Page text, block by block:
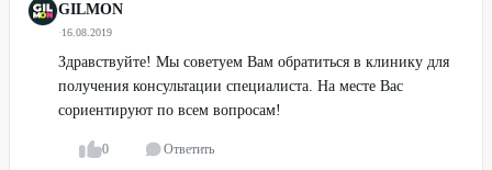
GILMON
·16.08.2019
Здравствуйте! Мы советуем Вам обратиться в клинику для
получения консультации специалиста. На месте Вас
сориентируют по всем вопросам!
0 Ответить